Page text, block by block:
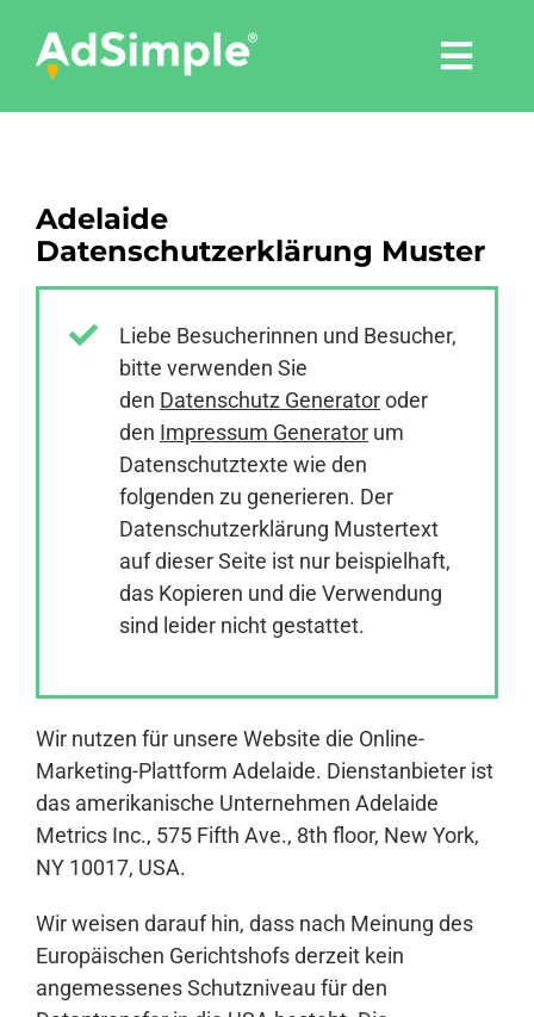
content
Tools
Pressemitteilungen
Anmelden
Adelaide
Datenschutzerklärung Muster
Liebe Besucherinnen und Besucher,
bitte verwenden Sie
den Datenschutz Generatoroder
den Impressum Generator um
Datenschutztexte wie den
folgenden zu generieren. Der
Datenschutzerklärung Mustertext
auf dieser Seite ist nur beispielhaft,
das Kopieren und die Verwendung
sind leider nicht gestattet.
Wir nutzen für unsere Website die Online-
Marketing-Plattform Adelaide. Dienstanbieter ist
das amerikanische Unternehmen Adelaide
Metrics Inc., 575 Fifth Ave., 8th floor, New York,
NY 10017, USA.
Wir weisen darauf hin, dass nach Meinung des
Europäischen Gerichtshofs derzeit kein
angemessenes Schutzniveau für den